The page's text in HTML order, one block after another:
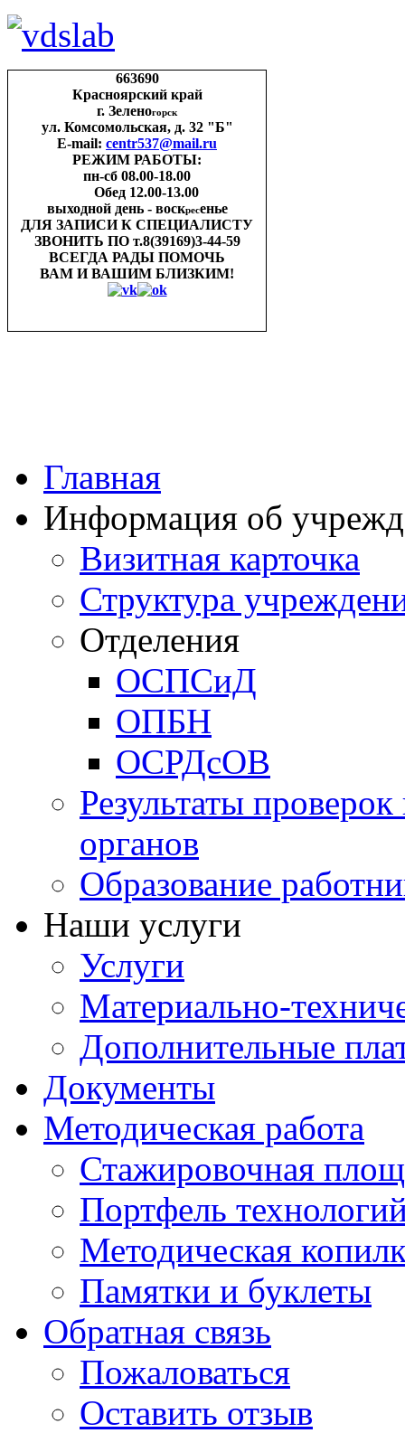
663690
Красноярский край
г. Зеленогорск
ул. Комсомольская, д. 32 "Б"
E-mail: centr537@mail.ru
РЕЖИМ РАБОТЫ:
пн-cб 08.00-18.00
Обед 12.00-13.00
выходной день - воскресенье
ДЛЯ ЗАПИСИК СПЕЦИАЛИСТУ
ЗВОНИТЬ ПО т.8(39169)3-44-59
ВСЕГДА РАДЫ ПОМОЧЬ
ВАМ И ВАШИМ БЛИЗКИМ!
Главная
Информация об
Визитная карточка
Структура
Отделения
ОСПСиД
ОПБН
ОСРДсОВ
Результаты
органов
Образование
Наши услуги
Услуги
Материально-
Дополнительные
Документы
Методическая работа
Стажировочная
Портфель
Методическая
Памятки и буклеты
Обратная связь
Пожаловаться
Оставить отзыв